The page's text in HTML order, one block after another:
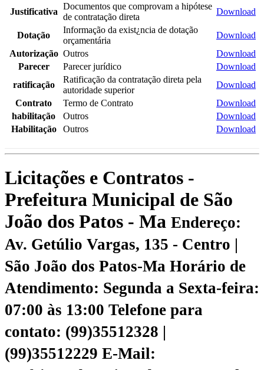
Justificativa
Documentos que comprovam a hipótese
de contratação direta
Download
Dotação
Informação da exist¿ncia de dotação
orçamentária
Download
Autorização Outros
Download
Parecer
Parecer jurídico
Download
ratificação
Ratificação da contratação direta pela
autoridade superior
Download
Contrato
Termo de Contrato
Download
habilitação
Outros
Download
Habilitação
Outros Download
Licitações e Contratos -
Prefeitura Municipal de São
João dos Patos - Ma Endereço:
Av. Getúlio Vargas, 135 - Centro |
São João dos Patos-Ma Horário de
Atendimento: Segunda a Sexta-feira:
07:00 às 13:00 Telefone para
contato: (99)35512328 |
(99)35512229 E-Mail: